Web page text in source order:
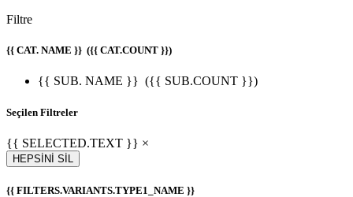
Filtre
{{ CAT. NAME }} ({{ CAT.COUNT }})
{{ SUB. NAME }} ({{ SUB.COUNT }})
Seçilen Filtreler
{{ SELECTED.TEXT }} ×
HEPSİNİ SİL
{{ FILTERS.VARIANTS.TYPE1_NAME }}